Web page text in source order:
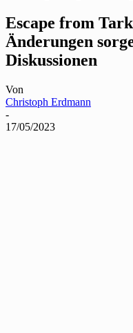
Escape from
Änderungen
Diskussionen
Von
Christoph Erdmann
-
17/05/2023